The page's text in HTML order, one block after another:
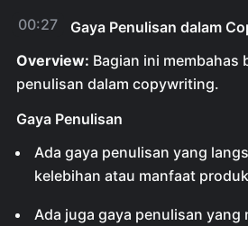
00:27
Gaya Penulisan dalam
Overview: Bagian ini membahas
penulisan dalam copywriting.
Gaya Penulisan
Ada gaya penulisan yang
kelebihan atau manfaat
Ada juga gaya penulisan yang